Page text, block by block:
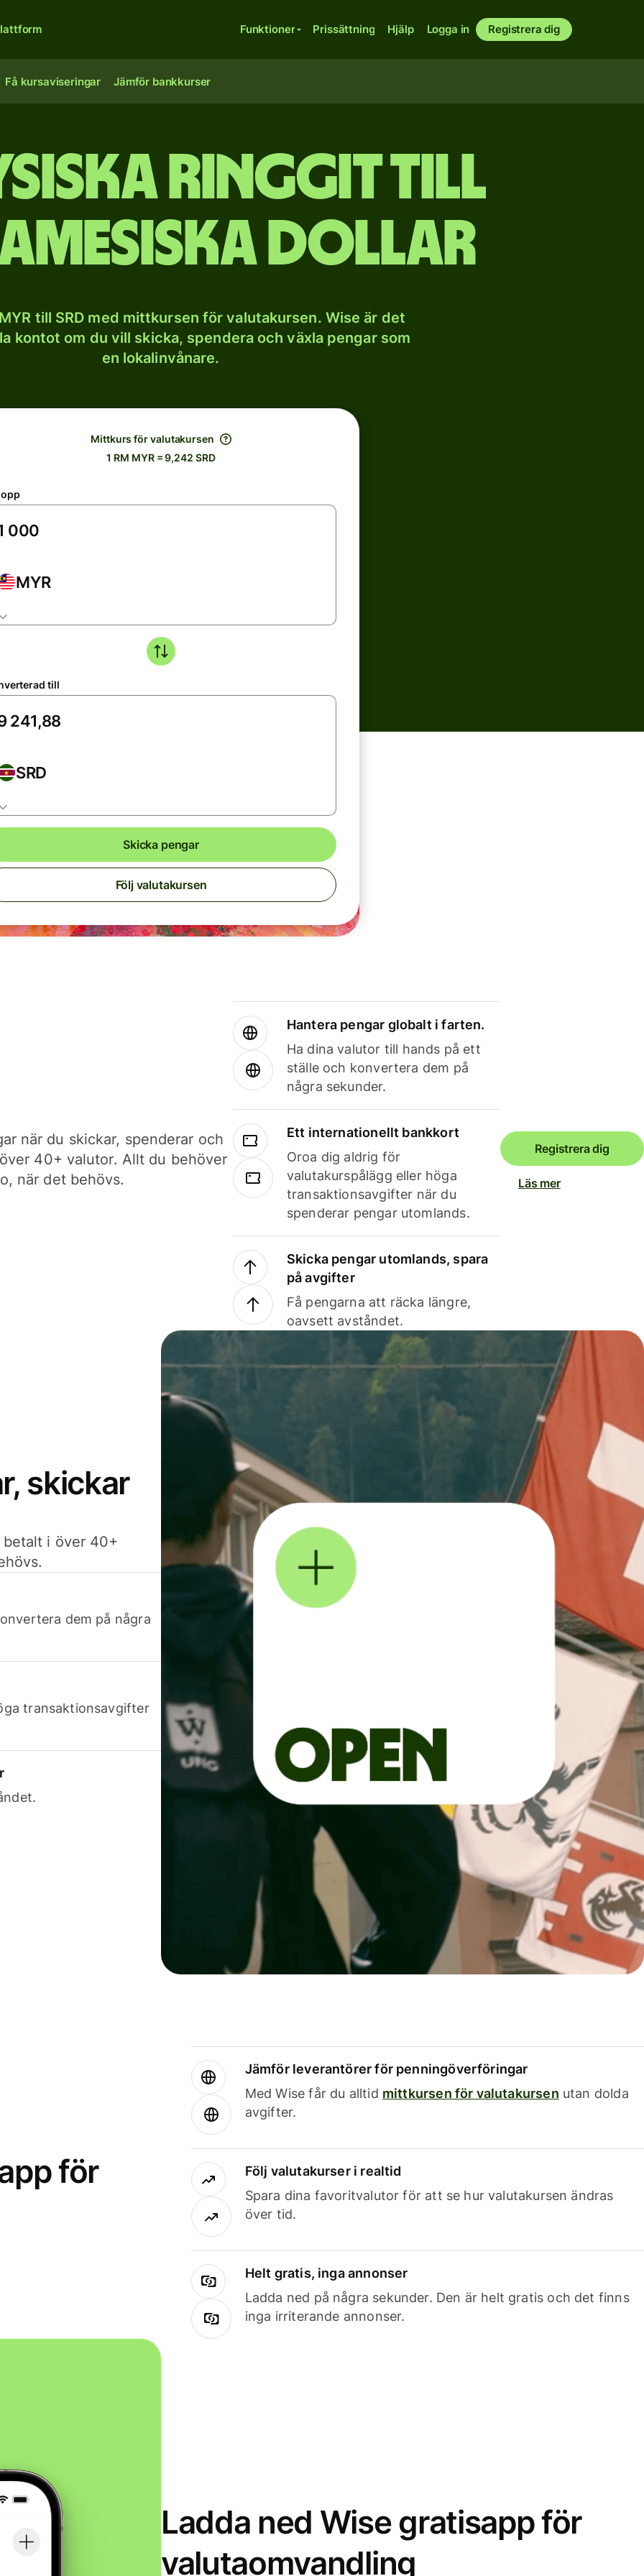
Funktioner Prissättning Hjälp Logga in Registrera dig
Få kursaviseringar Jämför bankkurser
ringgit till
dollar
till SRD med mittkursen för valutakursen. Wise är det
kontot om du vill skicka, spendera och växla pengar som
en lokalinvånare.
Mittkurs för valutakursen
1 RM MYR = 9,242 SRD
MYR
till
SRD
Skicka pengar
Följ valutakursen
när du skickar, spenderar och
40+ valutor. Allt du behöver
när det behövs.
Hantera pengar globalt i farten.
Ha dina valutor till hands på ett
ställe och konvertera dem på
några sekunder.
Ett internationellt bankkort
Oroa dig aldrig för
valutakurspålägg eller höga
transaktionsavgifter när du
spenderar pengar utomlands.
Skicka pengar utomlands, spara
på avgifter
Få pengarna att räcka längre,
oavsett avståndet.
Registrera dig
Läs mer
skickar
betalt i över 40+
dem på några
transaktionsavgifter
för
Jämför leverantörer för penningöverföringar
Med Wise får du alltid mittkursen för valutakursen utan dolda
avgifter.
Följ valutakurser i realtid
Spara dina favoritvalutor för att se hur valutakursen ändras
över tid.
Helt gratis, inga annonser
Ladda ned på några sekunder. Den är helt gratis och det finns
inga irriterande annonser.
Ladda ned Wise gratisapp för
valutaomvandling